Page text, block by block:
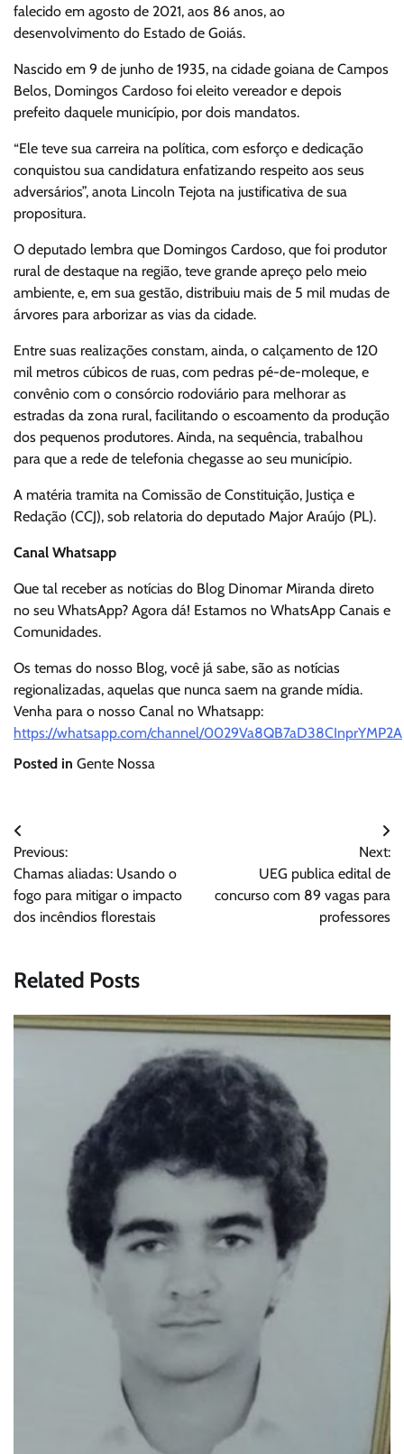
falecido em agosto de 2021, aos 86 anos, ao
desenvolvimento do Estado de Goiás.
Nascido em 9 de junho de 1935, na cidade goiana de Campos
Belos, Domingos Cardoso foi eleito vereador e depois
prefeito daquele município, por dois mandatos.
“Ele teve sua carreira na política, com esforço e dedicação
conquistou sua candidatura enfatizando respeito aos seus
adversários”, anota Lincoln Tejota na justificativa de sua
propositura.
O deputado lembra que Domingos Cardoso, que foi produtor
rural de destaque na região, teve grande apreço pelo meio
ambiente, e, em sua gestão, distribuiu mais de 5 mil mudas de
árvores para arborizar as vias da cidade.
Entre suas realizações constam, ainda, o calçamento de 120
mil metros cúbicos de ruas, com pedras pé-de-moleque, e
convênio com o consórcio rodoviário para melhorar as
estradas da zona rural, facilitando o escoamento da produção
dos pequenos produtores. Ainda, na sequência, trabalhou
para que a rede de telefonia chegasse ao seu município.
A matéria tramita na Comissão de Constituição, Justiça e
Redação (CCJ), sob relatoria do deputado Major Araújo (PL).
Canal Whatsapp
Que tal receber as notícias do Blog Dinomar Miranda direto
no seu WhatsApp? Agora dá! Estamos no WhatsApp Canais e
Comunidades.
Os temas do nosso Blog, você já sabe, são as notícias
regionalizadas, aquelas que nunca saem na grande mídia.
Venha para o nosso Canal no Whatsapp:
https://whatsapp.com/channel/0029Va8QB7aD38CInprYMP2A
Posted in Gente Nossa
Navegação
de
Post
Previous:
Chamas aliadas: Usando o
fogo para mitigar o impacto
dos incêndios florestais
Next:
UEG publica edital de
concurso com 89 vagas para
professores
Related Posts